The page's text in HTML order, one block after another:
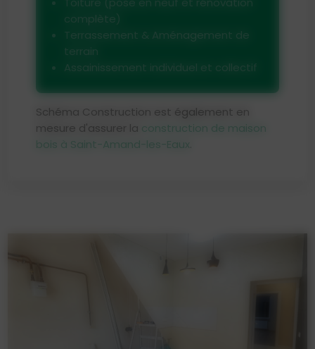
complète)
Terrassement & Aménagement de
terrain
Assainissement individuel et collectif
Schéma Construction est également en
mesure d'assurer la construction de maison
bois à Saint-Amand-les-Eaux